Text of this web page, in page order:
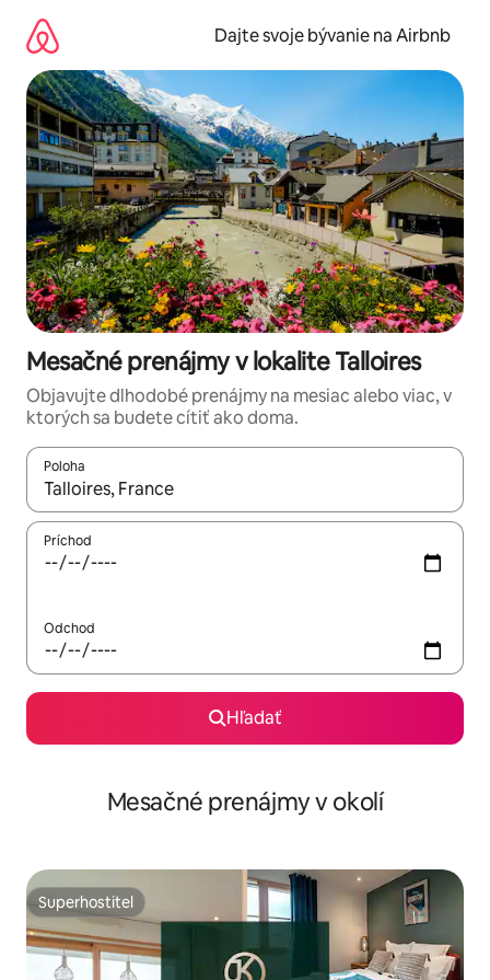
obsah.
Dajte svoje bývanie na Airbnb
Mesačné prenájmy v lokalite Talloires
Objavujte dlhodobé prenájmy na mesiac alebo viac, v
ktorých sa budete cítiť ako doma.
Poloha
Keď budú výsledky k dispozícii, môžete si ich prechádzať
Príchod
Odchod
Hľadať
Mesačné prenájmy v okolí
Superhostiteľ
Superhostiteľ